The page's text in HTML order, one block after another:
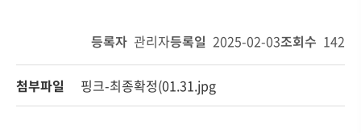
등록자 관리자등록일 2025-02-03조회수 142
첨부파일 핑크-최종확정(01.31.jpg